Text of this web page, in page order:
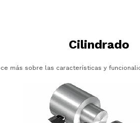
Cilindrado
más sobre las características y